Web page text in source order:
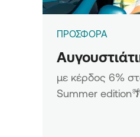
ΠΡΟΣΦΟΡΑ
με κέρδος 6%
Summer